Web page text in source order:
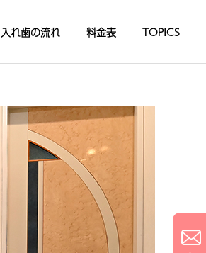
入れ歯の流れ 料金表 TOPICS